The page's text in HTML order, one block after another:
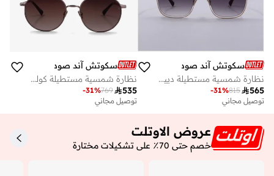
سكوتش آند صودا
نظارة شمسية مستطيلة دييغو
565
815
-31%
توصيل مجاني
سكوتش آند صودا
نظارة شمسية مستطيلة كولون
535
769
-31%
توصيل مجاني
عروض الاوتلت
خصم حتى 70٪ على تشكيلات مختارة